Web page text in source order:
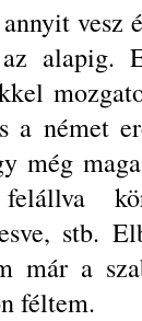
vesz
alapig.
a német
még
stb.
már a
féltem.